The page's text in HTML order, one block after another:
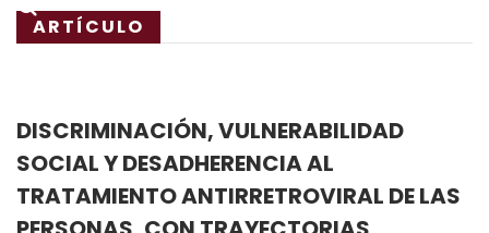
ARTÍCULO
DISCRIMINACIÓN, VULNERABILIDAD
SOCIAL Y DESADHERENCIA AL
TRATAMIENTO ANTIRRETROVIRAL DE LAS